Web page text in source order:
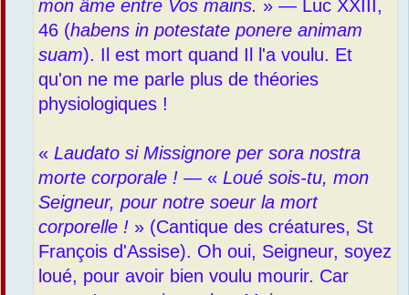
mon âme entre Vos mains. » — Luc XXIII,
46 (habens in potestate ponere animam
suam). Il est mort quand Il l'a voulu. Et
qu'on ne me parle plus de théories
physiologiques !
« Laudato si Missignore per sora nostra
morte corporale ! — « Loué sois-tu, mon
Seigneur, pour notre soeur la mort
corporelle ! » (Cantique des créatures, St
François d'Assise). Oh oui, Seigneur, soyez
loué, pour avoir bien voulu mourir. Car